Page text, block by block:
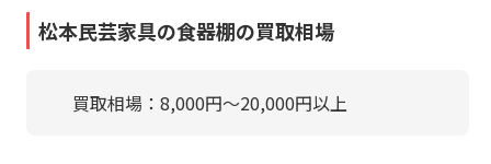
松本民芸家具の食器棚の買取相場
買取相場：8,000円〜20,000円以上